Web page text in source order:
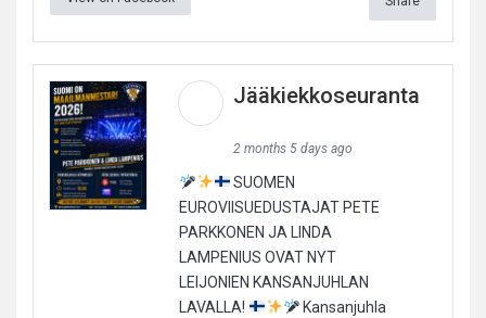
Jääkiekkoseuranta
2 months 5 days ago
SUOMEN
EUROVIISUEDUSTAJAT PETE
PARKKONEN JA LINDA
LAMPENIUS OVAT NYT
LEIJONIEN KANSANJUHLAN
LAVALLA!
Kansanjuhla